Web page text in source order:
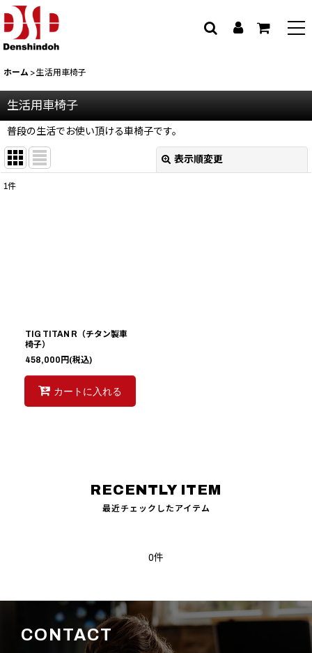
ホーム >生活用車椅子
生活用車椅子
普段の生活でお使い頂ける車椅子です。
表示順変更
1件
TIG TITAN R（チタン製車
椅子）
458,000 円 (税込)
カートに入れる
最近チェックしたアイテム
0件
CONTACT